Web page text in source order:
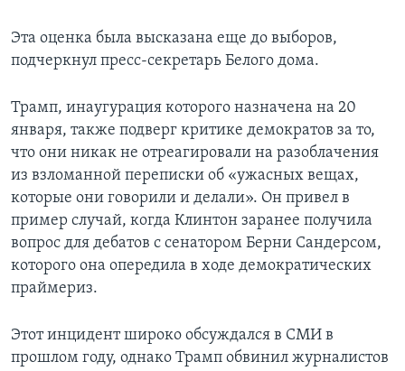
Эта оценка была высказана еще до выборов,
подчеркнул пресс-секретарь Белого дома.
Трамп, инаугурация которого назначена на 20
января, также подверг критике демократов за то,
что они никак не отреагировали на разоблачения
из взломанной переписки об «ужасных вещах,
которые они говорили и делали». Он привел в
пример случай, когда Клинтон заранее получила
вопрос для дебатов с сенатором Берни Сандерсом,
которого она опередила в ходе демократических
праймериз.
Этот инцидент широко обсуждался в СМИ в
прошлом году, однако Трамп обвинил журналистов